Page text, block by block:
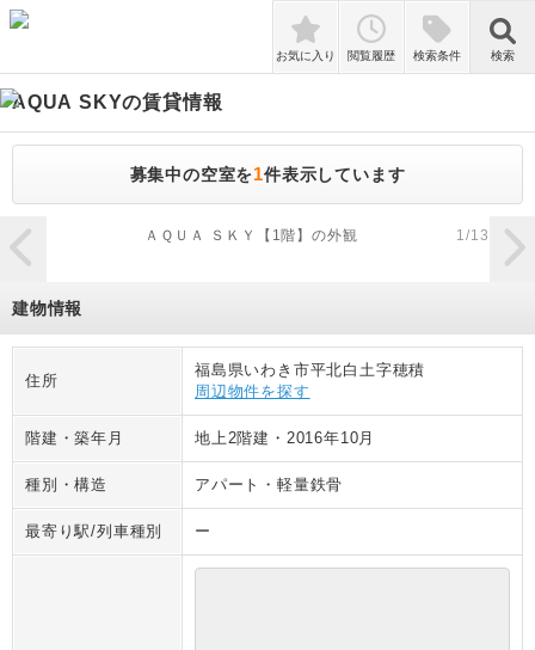
検索
お気に入り 閲覧履歴 検索条件 検索
AQUA SKYの賃貸情報
募集中の空室を1件表示しています
zoom_in
ＡＱＵＡ ＳＫＹ【1階】の外観 1/13
建物情報
住所
福島県いわき市平北白土字穂積
周辺物件を探す
階建・築年月 地上2階建 ・ 2016年10月
種別・構造 アパート ・軽量鉄骨
最寄り駅/列車種別 ー